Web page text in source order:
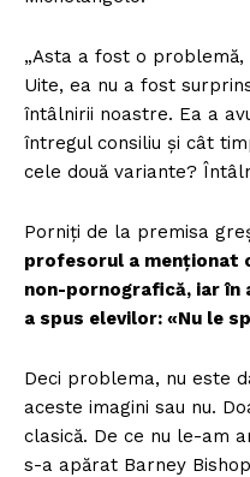
„Asta a fost o
Uite, ea nu a fost
întâlnirii noastre. Ea a
întregul consiliu și cât
cele două variante?
Porniți de la premisa
profesorul a menționat
non-pornografică, iar
a spus elevilor: «Nu le
Deci problema, nu este
aceste imagini sau nu.
clasică. De ce nu le-am
s-a apărat Barney